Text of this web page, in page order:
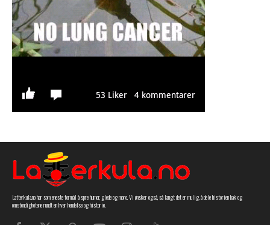
Latterkula.no har som eneste formål å spre humor, glede og moro. Vi ønsker også, så langt det er mulig, å dele historien bak og
omstendighetene rundt en hver hendelse og historie.